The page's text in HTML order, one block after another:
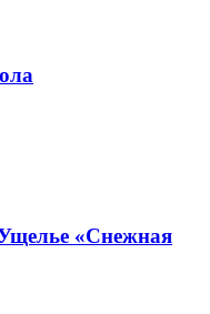
«Снежная